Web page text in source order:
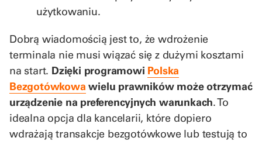
użytkowaniu.
Dobrą wiadomością jest to, że wdrożenie
terminala nie musi wiązać się z dużymi kosztami
na start. Dzięki programowi Polska
Bezgotówkowa wielu prawników może otrzymać
urządzenie na preferencyjnych warunkach. To
idealna opcja dla kancelarii, które dopiero
wdrażają transakcje bezgotówkowe lub testują to